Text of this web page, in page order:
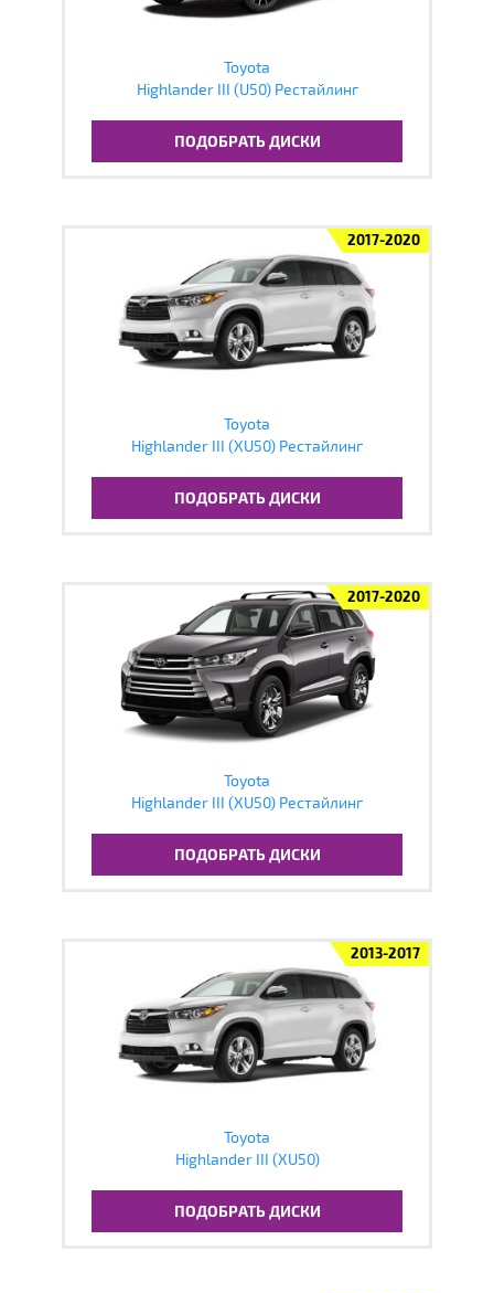
Toyota
Highlander III (U50) Рестайлинг
ПОДОБРАТЬ ДИСКИ
2017-2020
Toyota
Highlander III (XU50) Рестайлинг
ПОДОБРАТЬ ДИСКИ
2017-2020
Toyota
Highlander III (XU50) Рестайлинг
ПОДОБРАТЬ ДИСКИ
2013-2017
Toyota
Highlander III (XU50)
ПОДОБРАТЬ ДИСКИ